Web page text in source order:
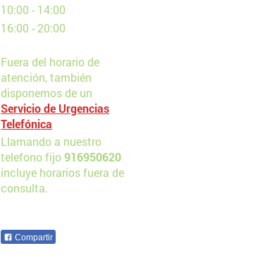
10:00 - 14:00
16:00 - 20:00
Fuera del horario de
atención, también
disponemos de un
Servicio de Urgencias
Telefónica
Llamando a nuestro
telefono fijo916950620
incluye horarios fuera de
consulta.
Compartir